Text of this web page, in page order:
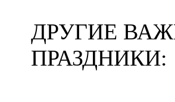
ДРУГИЕ
ПРАЗДНИКИ: